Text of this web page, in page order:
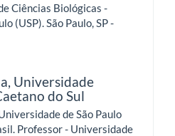
Ciências Biológicas -
(USP). São Paulo, SP -
Universidade
do Sul
de São Paulo
Professor - Universidade